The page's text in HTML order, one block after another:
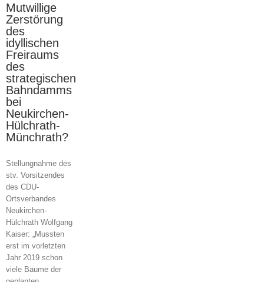
Mutwillige
Zerstörung
des
idyllischen
Freiraums
des
strategischen
Bahndamms
bei
Neukirchen-
Hülchrath-
Münchrath?
Stellungnahme des
stv. Vorsitzendes
des CDU-
Ortsverbandes
Neukirchen-
Hülchrath Wolfgang
Kaiser: „Mussten
erst im vorletzten
Jahr 2019 schon
viele Bäume der